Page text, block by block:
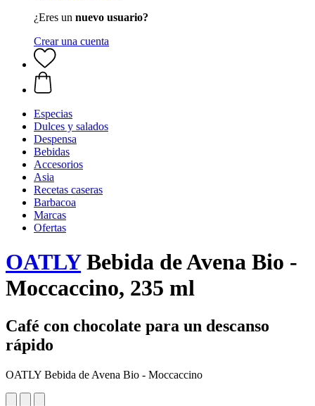
¿Eres un nuevo usuario?
Crear una cuenta
Especias
Dulces y salados
Despensa
Bebidas
Accesorios
Asia
Recetas caseras
Barbacoa
Marcas
Ofertas
OATLYBebida de Avena Bio -
Moccaccino, 235 ml
Café con chocolate para un descanso
rápido
OATLY Bebida de Avena Bio - Moccaccino